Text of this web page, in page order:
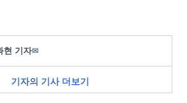
현 기자✉
기자의 기사 더보기